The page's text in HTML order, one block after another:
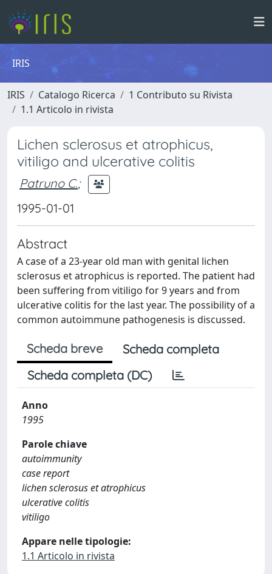
IRIS
IRIS Catalogo Ricerca
1 Contributo su Rivista
1.1 Articolo in rivista
Lichen sclerosus et atrophicus,
vitiligo and ulcerative colitis
Patruno C.;
1995-01-01
Abstract
A case of a 23-year old man with genital lichen
sclerosus et atrophicus is reported. The patient had
been suffering from vitiligo for 9 years and from
ulcerative colitis for the last year. The possibility of a
common autoimmune pathogenesis is discussed.
Scheda breve
Scheda completa
Scheda completa (DC)
Anno
1995
Parole chiave
autoimmunity
case report
lichen sclerosus et atrophicus
ulcerative colitis
vitiligo
Appare nelle tipologie:
1.1 Articolo in rivista